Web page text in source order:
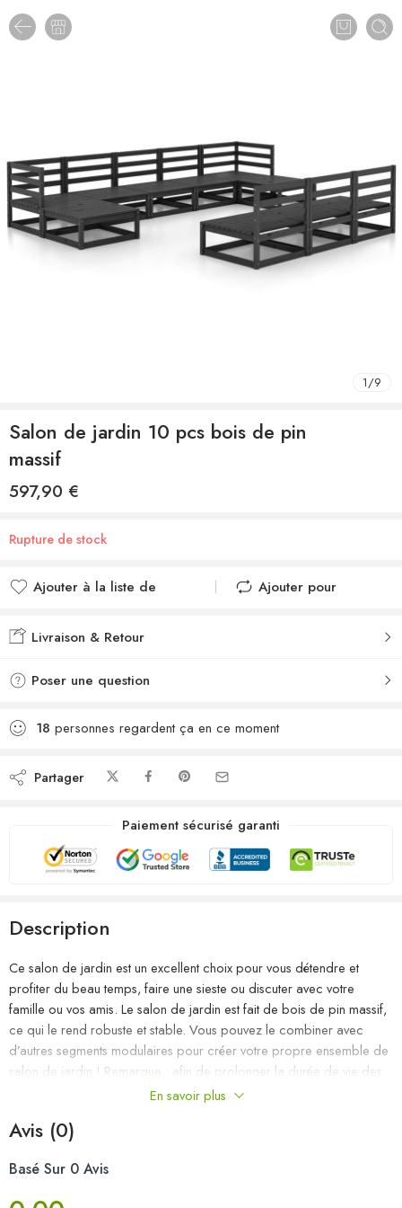
1/9
Salon de jardin 10 pcs bois de pin
massif
597,90 €
Rupture de stock
Ajouter à la liste de
Ajouté à la liste de
Ajouter pour
Livraison & Retour
Poser une question
18 personnes regardent ça en ce moment
Partager
Paiement sécurisé garanti
Description
Ce salon de jardin est un excellent choix pour vous détendre et
profiter du beau temps, faire une sieste ou discuter avec votre
famille ou vos amis. Le salon de jardin est fait de bois de pin massif,
ce qui le rend robuste et stable. Vous pouvez le combiner avec
d’autres segments modulaires pour créer votre propre ensemble de
salon de jardin ! Remarque : afin de prolonger la durée de vie des
meubles d’extérieur, nous vous recommandons de les protéger avec
Matériau : bois de pin massif
En savoir plus
Avis (0)
Basé Sur 0 Avis